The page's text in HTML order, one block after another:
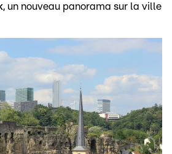
, un nouveau panorama sur la ville